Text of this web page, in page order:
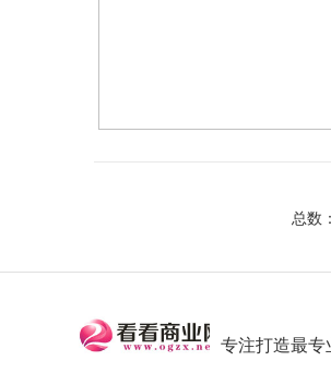
总数：
专注打造最